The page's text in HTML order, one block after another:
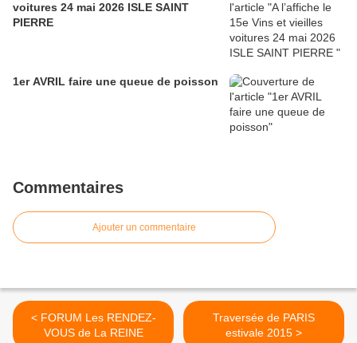
voitures 24 mai 2026 ISLE SAINT
PIERRE
1er AVRIL faire une queue de poisson
Commentaires
Ajouter un commentaire
< FORUM Les RENDEZ-
VOUS de La REINE
Traversée de PARIS
estivale 2015 >